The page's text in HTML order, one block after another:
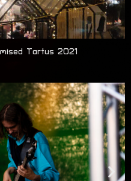
Tartus 2021